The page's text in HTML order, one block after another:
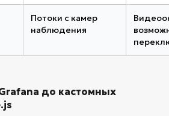
Потоки с камер
наблюдения
до кастомных